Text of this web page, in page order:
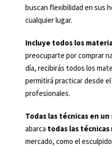
buscan flexibilidad en sus
cualquier lugar.
Incluye todos los
preocuparte por comprar
día, recibirás todos los
permitirá practicar desde
profesionales.
Todas las técnicas en un
abarca todas las técnicas
mercado, como el